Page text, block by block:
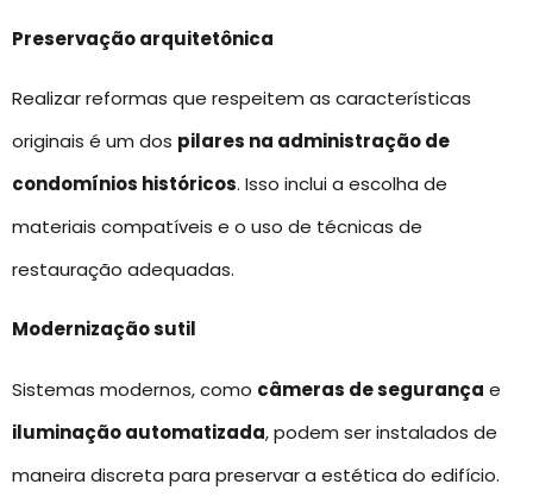
Preservação arquitetônica
Realizar reformas que respeitem as características
originais é um dos pilares na administração de
condomínios históricos. Isso inclui a escolha de
materiais compatíveis e o uso de técnicas de
restauração adequadas.
Modernização sutil
Sistemas modernos, como câmeras de segurança e
iluminação automatizada, podem ser instalados de
maneira discreta para preservar a estética do edifício.